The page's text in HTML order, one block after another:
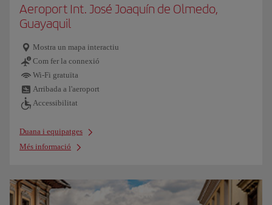
Aeroport Int. José Joaquín de Olmedo,
Guayaquil
Mostra un mapa interactiu
Com fer la connexió
Wi-Fi gratuïta
Arribada a l'aeroport
Accessibilitat
Duana i equipatges
Més informació